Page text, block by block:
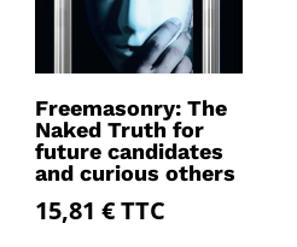
Freemasonry: The
Naked Truth for
future candidates
and curious others
15,81€TTC